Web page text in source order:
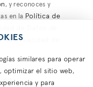
, y reconoces y
en la Política de
de Privacidad de
similares para operar
optimizar el sitio web,
y para